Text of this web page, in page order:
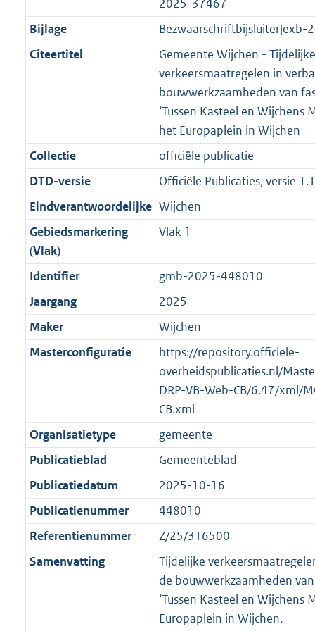
o
f
t
n
a
t
i
a
a
t
b
o
o
t
t
e
:
4
K
b
r
o
o
t
t
e
:
4
K
b
2025-37467
Bijlage
Bezwaarschriftbijsluiter|exb-
Citeertitel
Gemeente Wijchen - Tijdelijke
verkeersmaatregelen in
bouwwerkzaamheden van
‘Tussen Kasteel en Wijchens
het Europaplein in Wijchen
Collectie
officiële publicatie
DTD-versie
Officiële Publicaties, versie 1.1
Eindverantwoordelijke Wijchen
Gebiedsmarkering
(Vlak)
Vlak 1
Identifier
gmb-2025-448010
Jaargang
2025
Maker
Wijchen
Masterconfiguratie
https://repository.officiele-
overheidspublicaties.nl/
DRP-VB-Web-CB/6.47/xml/
CB.xml
Organisatietype
gemeente
Publicatieblad
Gemeenteblad
Publicatiedatum
2025-10-16
Publicatienummer
448010
Referentienummer
Z/25/316500
Samenvatting
Tijdelijke
de bouwwerkzaamheden
‘Tussen Kasteel en Wijchens
Europaplein in Wijchen.